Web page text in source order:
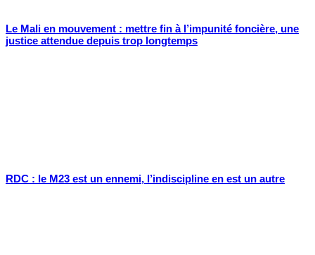
Le Mali en mouvement : mettre fin à l’impunité foncière, une
justice attendue depuis trop longtemps
RDC : le M23 est un ennemi, l’indiscipline en est un autre